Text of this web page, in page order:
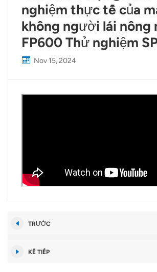
Tiếng Việt
nghiệm thực tế của
không người lái nông
FP600 Thử nghiệm
Nov 15, 2024
TRƯỚC
KẾ TIẾP